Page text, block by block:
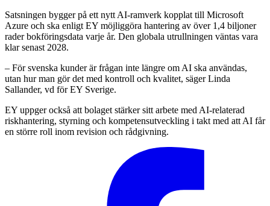
Satsningen bygger på ett nytt AI-ramverk kopplat till Microsoft
Azure och ska enligt EY möjliggöra hantering av över 1,4 biljoner
rader bokföringsdata varje år. Den globala utrullningen väntas vara
klar senast 2028.
– För svenska kunder är frågan inte längre om AI ska användas,
utan hur man gör det med kontroll och kvalitet, säger Linda
Sallander, vd för EY Sverige.
EY uppger också att bolaget stärker sitt arbete med AI-relaterad
riskhantering, styrning och kompetensutveckling i takt med att AI får
en större roll inom revision och rådgivning.